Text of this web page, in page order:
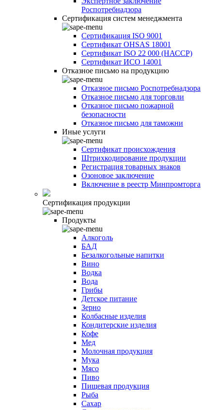
Роспотребнадзора
Сертификация систем менеджмента
Сертификация ISO 9001
Сертификат OHSAS 18001
Сертификат ISO 22 000 (НАССР)
Сертификат ИСО 14001
Отказное письмо на продукцию
Отказное письмо Роспотребнадзора
Отказное письмо для торговли
Отказное письмо пожарной
безопасности
Отказное письмо для таможни
Иные услуги
Сертификат происхождения
Штрихкодирование продукции
Регистрация товарных знаков
Озоновое заключение
Включение в реестр Минпромторга
Сертификация продукции
Продукты
Алкоголь
БАД
Безалкогольные напитки
Вино
Водка
Вода
Грибы
Детское питание
Зерно
Колбасные изделия
Кондитерские изделия
Кофе
Мед
Молочная продукция
Мука
Мясо
Пиво
Пищевая продукция
Рыба
Сахар